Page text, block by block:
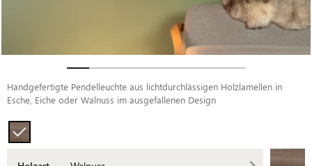
Handgefertigte Pendelleuchte aus lichtdurchlässigen Holzlamellen in
Esche, Eiche oder Walnuss im ausgefallenen Design